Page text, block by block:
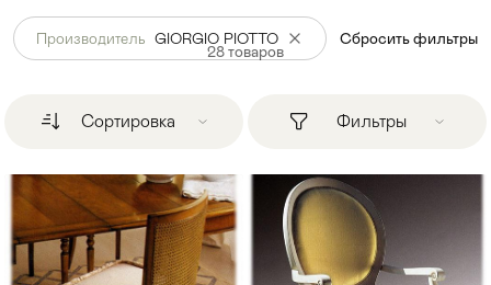
Производитель GIORGIO PIOTTO Сбросить фильтры
28товаров
Сортировка Фильтры